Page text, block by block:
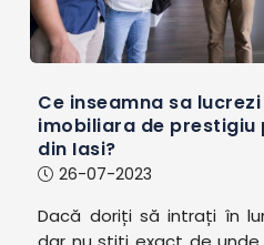
Ce inseamna sa
imobiliara de
din Iasi?
26-07-2023
Dacă doriți să intrați în